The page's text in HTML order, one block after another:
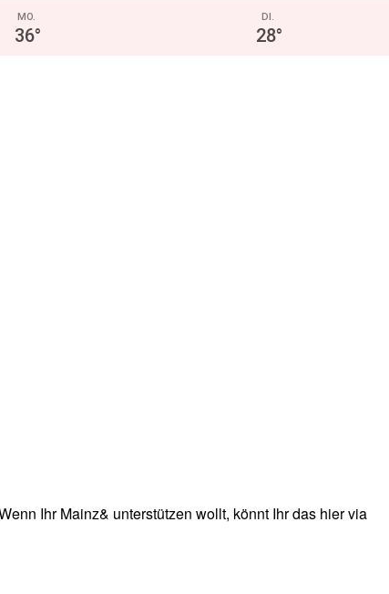
MO.
36°
DI.
28°
Ihr Mainz& unterstützen wollt, könnt Ihr das hier via